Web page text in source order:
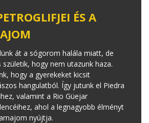
ÉS A
át a sógorom halála miatt, de
hogy nem utazunk haza.
hogy a gyerekeket kicsit
hangulatból. Így jutunk el Piedra
valamint a Rio Güejar
ahol a legnagyobb élményt
nyújtja.